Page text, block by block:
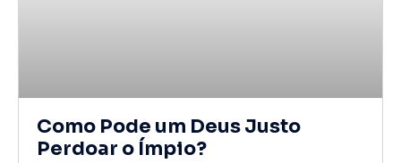
Como Pode um Deus Justo
Perdoar o Ímpio?